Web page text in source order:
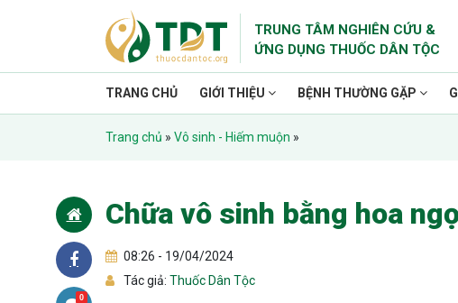
TRUNG TÂM NGHIÊN CỨU &
ỨNG DỤNG THUỐC DÂN TỘC
TRANG CHỦ GIỚI THIỆU BỆNH THƯỜNG GẶP
Trang chủ » Vô sinh - Hiếm muộn »
Chữa vô sinh bằng hoa
08:26 - 19/04/2024
Tác giả: Thuốc Dân Tộc
0